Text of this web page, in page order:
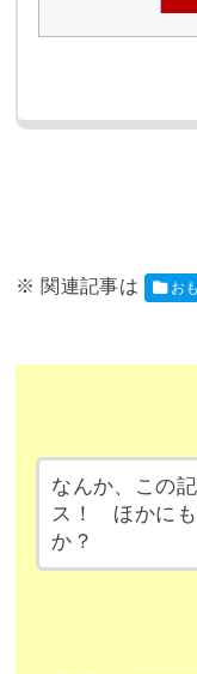
お
なんか、この
ス！ ほかにも
か？